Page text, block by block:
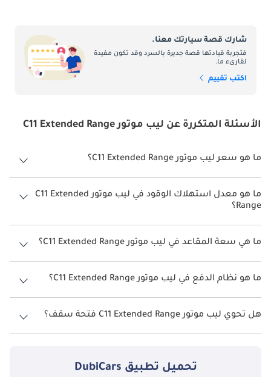
شارك قصة سيارتك معنا.
فتجربة قيادتها قصة جديرة بالسرد وقد تكون مفيدة
لقارىء ما.
اكتب تقييم
الأسئلة المتكررة عن ليب موتور C11 Extended Range
ما هو سعر ليب موتور C11 Extended Range؟
سعر ليب موتور C11 Extended Range هو درهم 110,500.
ما هو معدل استهلاك الوقود في ليب موتور C11 Extended
Range؟
يبلغ معدل استهلاك الوقود المقترح من الشركة المصنعة لسيارة ليب موتور
C11 2026 من 550كم.
ما هي سعة المقاعد في ليب موتور C11 Extended Range؟
تتسع ليب موتور C11 Extended Range لأ 5 أشخاص.
ما هو نظام الدفع في ليب موتور C11 Extended Range؟
نظام الدفع في ليب موتور C11 All Wheel Drive Extended Range.
هل تحوي ليب موتور C11 Extended Range فتحة سقف؟
نعم توفر ليب موتور C11 Extended Range فتحة السقف كخيار.
تحميل تطبيق DubiCars